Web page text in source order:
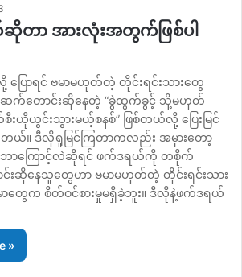
တာ အားလုံးအတွက်ဖြစ်ပါ
ပြောရင် ဗမာမဟုတ်တဲ့ တိုင်းရင်းသားတွေ
တောင်းဆိုနေတဲ့ “ခွဲထွက်ခွင့် သို့မဟုတ်
းယိုယွင်းသွားမယ့်စနစ်” ဖြစ်တယ်လို့ ပြေးမြင်
ါတယ်။ ဒီလိုရှုမြင်ကြတာကလည်း အမှားတော့
ဘာကြောင့်လဲဆိုရင် ဖက်ဒရယ်ကို တစိုက်
းဆိုနေသူတွေဟာ ဗမာမဟုတ်တဲ့ တိုင်းရင်းသား
မာတွေက စိတ်ဝင်စားမှုမရှိခဲ့ဘူး။ ဒီလိုနဲ့ဖက်ဒရယ်
»